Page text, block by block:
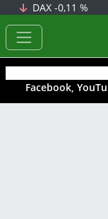
DAX -0,11 %
Facebook,